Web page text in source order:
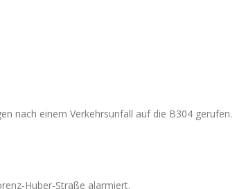
nach einem Verkehrsunfall auf die B304 gerufen.
Huber-Straße alarmiert.